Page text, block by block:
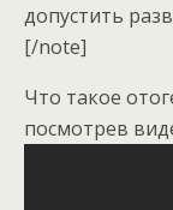
допустить
[/note]
Что такое
посмотрев